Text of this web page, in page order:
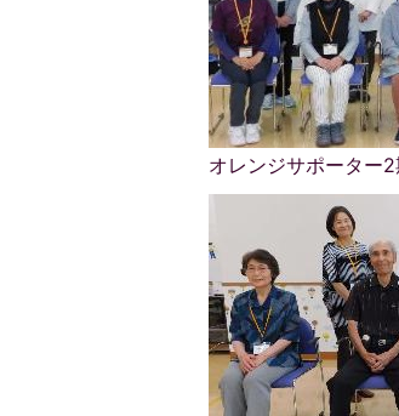
オレンジサポーター2